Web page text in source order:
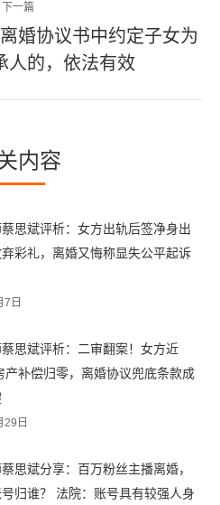
章：
下一篇
下
一
篇
章：
婚协议书中约定子女为
人的，依法有效
内容
思斌评析：女方出轨后签净身出
彩礼，离婚又悔称显失公平起诉
7日
思斌评析：二审翻案！女方近
产补偿归零，离婚协议兜底条款成
29日
思斌分享：百万粉丝主播离婚，
归谁？ 法院：账号具有较强人身